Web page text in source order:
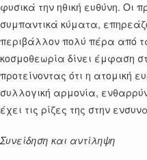
φυσικά την ηθική ευθύνη. Οι
συμπαντικά κύματα,
περιβάλλον πολύ πέρα από
κοσμοθεωρία δίνει έμφαση
προτείνοντας ότι η ατομική
συλλογική αρμονία,
έχει τις ρίζες της στην
Συνείδηση και αντίληψη